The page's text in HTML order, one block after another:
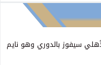
سيفوز بالدوري وهو نايم